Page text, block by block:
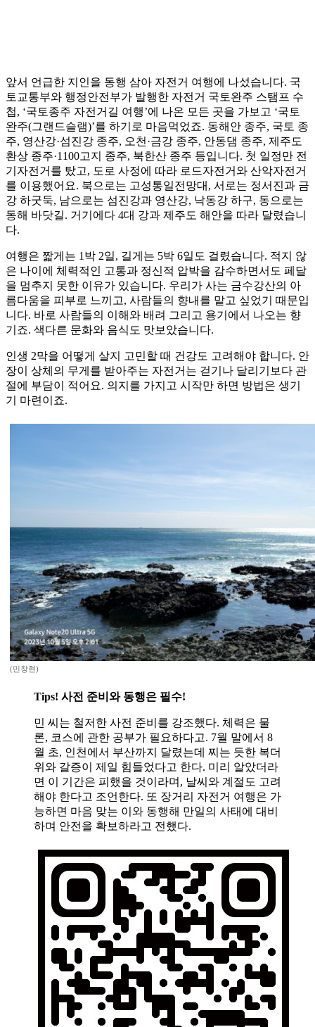
앞서 언급한 지인을 동행 삼아 자전거 여행에 나섰습니다. 국
토교통부와 행정안전부가 발행한 자전거 국토완주 스탬프 수
첩, ‘국토종주 자전거길 여행’에 나온 모든 곳을 가보고 ‘국토
완주(그랜드슬램)’를 하기로 마음먹었죠. 동해안 종주, 국토 종
주, 영산강·섬진강 종주, 오천·금강 종주, 안동댐 종주, 제주도
환상 종주·1100고지 종주, 북한산 종주 등입니다. 첫 일정만 전
기자전거를 탔고, 도로 사정에 따라 로드자전거와 산악자전거
를 이용했어요. 북으로는 고성통일전망대, 서로는 정서진과 금
강 하굿둑, 남으로는 섬진강과 영산강, 낙동강 하구, 동으로는
동해 바닷길. 거기에다 4대 강과 제주도 해안을 따라 달렸습니
다.
여행은 짧게는 1박 2일, 길게는 5박 6일도 걸렸습니다. 적지 않
은 나이에 체력적인 고통과 정신적 압박을 감수하면서도 페달
을 멈추지 못한 이유가 있습니다. 우리가 사는 금수강산의 아
름다움을 피부로 느끼고, 사람들의 향내를 맡고 싶었기 때문입
니다. 바로 사람들의 이해와 배려 그리고 용기에서 나오는 향
기죠. 색다른 문화와 음식도 맛보았습니다.
인생 2막을 어떻게 살지 고민할 때 건강도 고려해야 합니다. 안
장이 상체의 무게를 받아주는 자전거는 걷기나 달리기보다 관
절에 부담이 적어요. 의지를 가지고 시작만 하면 방법은 생기
기 마련이죠.
(민창현)
Tips! 사전 준비와 동행은 필수!
민 씨는 철저한 사전 준비를 강조했다. 체력은 물
론, 코스에 관한 공부가 필요하다고. 7월 말에서 8
월 초, 인천에서 부산까지 달렸는데 찌는 듯한 복더
위와 갈증이 제일 힘들었다고 한다. 미리 알았더라
면 이 기간은 피했을 것이라며, 날씨와 계절도 고려
해야 한다고 조언한다. 또 장거리 자전거 여행은 가
능하면 마음 맞는 이와 동행해 만일의 사태에 대비
하며 안전을 확보하라고 전했다.